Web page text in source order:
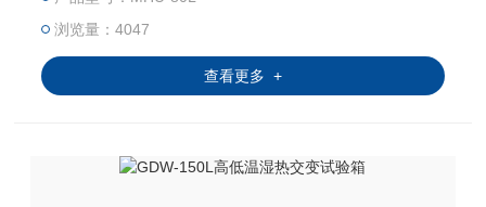
单，程序编辑容易，可显示完整的系统操作状况相关数据、
执行及设定程序曲线。运转中发生异常状况，屏幕即刻自动
显示故障原因及提供排除故障方法。
浏览量：4047
查看更多 +